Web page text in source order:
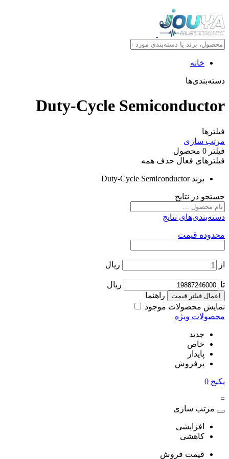
خانه
دسته‌بندی‌ها
Duty-Cycle Semiconductor
فیلترها
مرتب سازی
فیلتر 0 محصول
فیلترهای فعال حذف همه
برند Duty-Cycle Semiconductor
جستجو در نتایج
دسته‌بندی‌های نتایج
محدوده قیمت
از ریال
تا ریال
اعمال فیلتر قیمت
راهنما
نمایش محصولات موجود
محصولات ویژه
جدید
خاص
پایدار
پرفروش
پکیج 0
=
مرتب سازی
افزایشی
کاهشی
قیمت فروش